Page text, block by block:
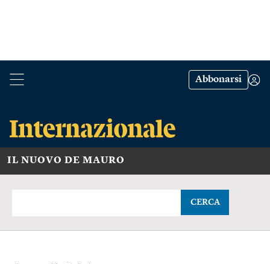
Abbonarsi
IL NUOVO DE MAURO
CERCA